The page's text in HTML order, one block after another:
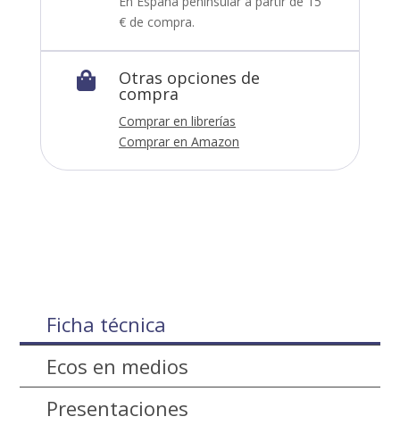
€ de compra.
 Otras opciones de
compra
Comprar en librerías
Comprar en Amazon
Ficha técnica
Ecos en medios
Presentaciones